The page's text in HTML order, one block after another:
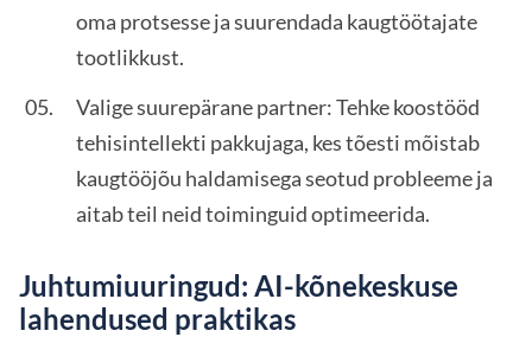
oma protsesse ja suurendada kaugtöötajate
tootlikkust.
Valige suurepärane partner: Tehke koostööd
tehisintellekti pakkujaga, kes tõesti mõistab
kaugtööjõu haldamisega seotud probleeme ja
aitab teil neid toiminguid optimeerida.
Juhtumiuuringud: AI-kõnekeskuse
lahendused praktikas